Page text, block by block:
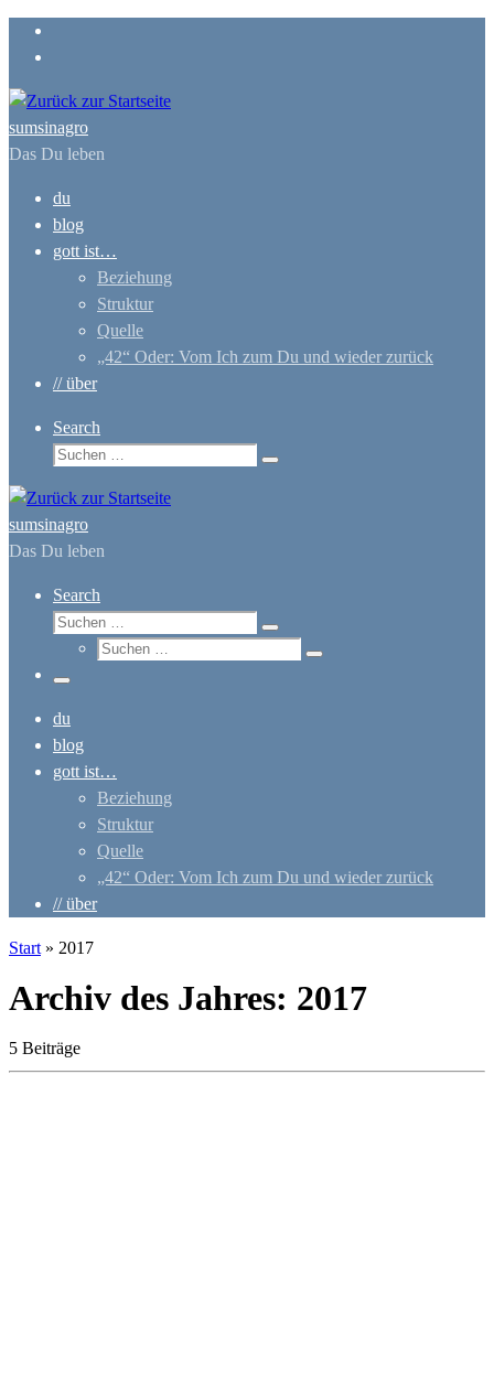
Zum
Inhalt
sumsinagro
Das Du leben
du
blog
gott ist…
Beziehung
Struktur
Quelle
„42“ Oder: Vom Ich zum Du und wieder zurück
// über
Search
Suche
Suchen …
sumsinagro
Das Du leben
Search
Suche
Suchen …
Suche
Suchen …
Menü
du
blog
gott ist…
Beziehung
Struktur
Quelle
„42“ Oder: Vom Ich zum Du und wieder zurück
// über
Start » 2017
Archiv des Jahres: 2017
5 Beiträge